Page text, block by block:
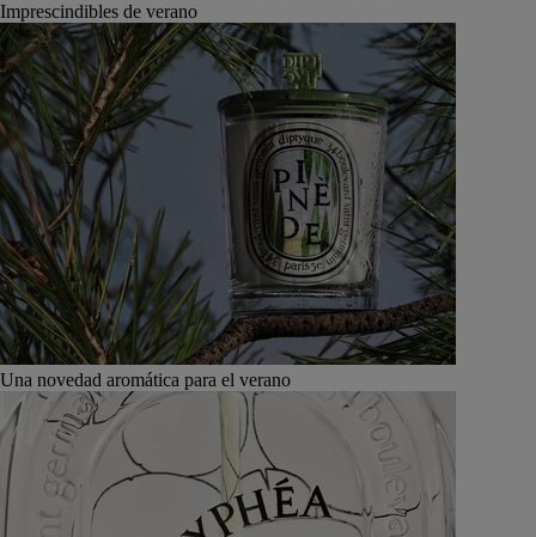
Imprescindibles de verano
Una novedad aromática para el verano